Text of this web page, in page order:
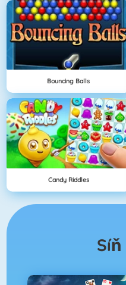
Bouncing Balls
Candy Riddles
Síň